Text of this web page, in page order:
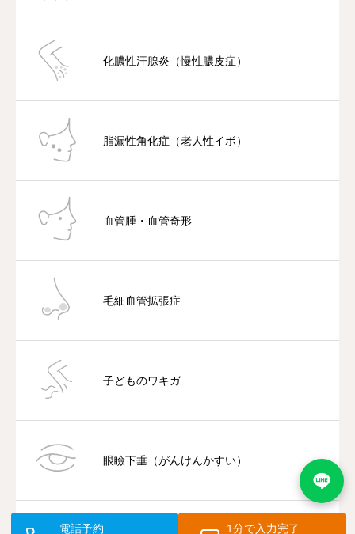
化膿性汗腺炎（慢性膿皮症）
脂漏性角化症（老人性イボ）
血管腫・血管奇形
毛細血管拡張症
子どものワキガ
眼瞼下垂（がんけんかすい）
電話予約 1分で入力完了